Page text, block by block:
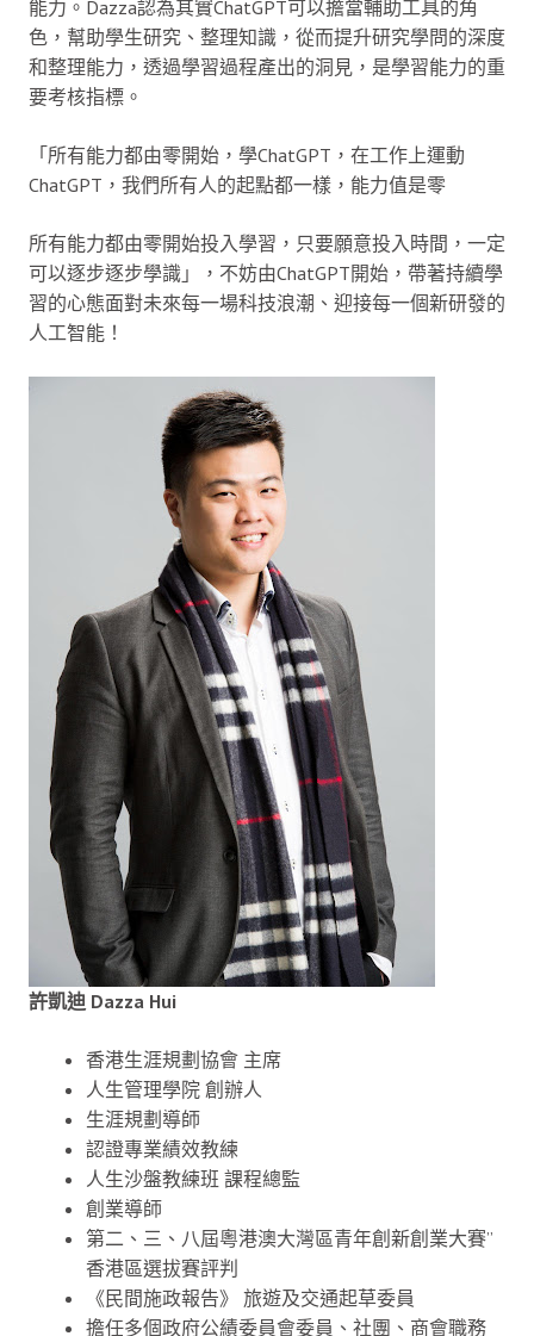
能力。Dazza認為其實ChatGPT可以擔當輔助工具的角
色，幫助學生研究、整理知識，從而提升研究學問的深度
和整理能力，透過學習過程產出的洞見，是學習能力的重
要考核指標。
「所有能力都由零開始，學ChatGPT，在工作上運動
ChatGPT，我們所有人的起點都一樣，能力值是零
所有能力都由零開始投入學習，只要願意投入時間，一定
可以逐步逐步學識」，不妨由ChatGPT開始，帶著持續學
習的心態面對未來每一場科技浪潮、迎接每一個新研發的
人工智能！
許凱迪 Dazza Hui
香港生涯規劃協會 主席
人生管理學院 創辦人
生涯規劃導師
認證專業績效教練
人生沙盤教練班 課程總監
創業導師
第二、三、八屆粵港澳大灣區青年創新創業大賽”
香港區選拔賽評判
《民間施政報告》 旅遊及交通起草委員
擔任多個政府公績委員會委員、社團、商會職務